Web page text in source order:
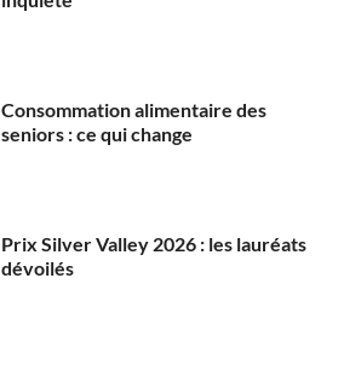
Consommation alimentaire des
seniors : ce qui change
Prix Silver Valley 2026 : les lauréats
dévoilés